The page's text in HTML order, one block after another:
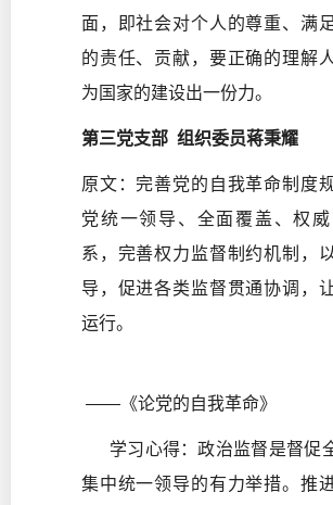
面，即社会对个人的尊重、满
的责任、贡献，要正确的理解
为国家的建设出一份力。
第三党支部 组织委员蒋秉耀
原文：完善党的自我革命制度
党统一领导、全面覆盖、权
系，完善权力监督制约机制，
导，促进各类监督贯通协调，
运行。
——《论党的自我革命》
学习心得：政治监督是督促
集中统一领导的有力举措。推